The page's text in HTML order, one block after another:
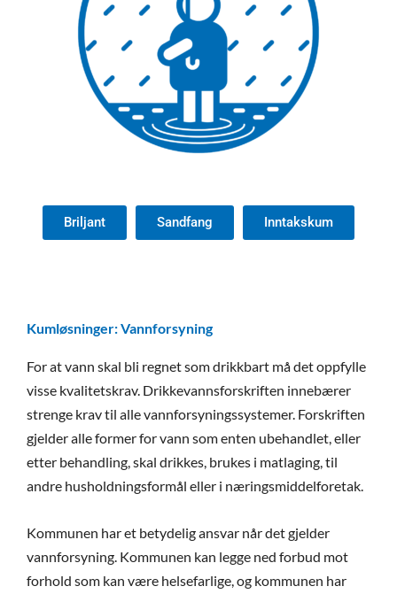
Briljant Sandfang Inntakskum
Kumløsninger: Vannforsyning
For at vann skal bli regnet som drikkbart må det oppfylle
visse kvalitetskrav. Drikkevannsforskriften innebærer
strenge krav til alle vannforsyningssystemer. Forskriften
gjelder alle former for vann som enten ubehandlet, eller
etter behandling, skal drikkes, brukes i matlaging, til
andre husholdningsformål eller i næringsmiddelforetak.
Kommunen har et betydelig ansvar når det gjelder
vannforsyning. Kommunen kan legge ned forbud mot
forhold som kan være helsefarlige, og kommunen har